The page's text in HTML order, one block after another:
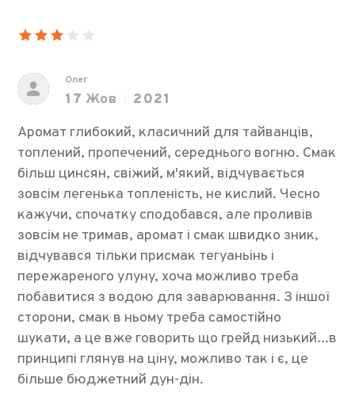
Олег
17 Жов
2021
Аромат глибокий, класичний для тайванців,
топлений, пропечений, середнього вогню. Смак
більш цинсян, свіжий, м'який, відчувається
зовсім легенька топленість, не кислий. Чесно
кажучи, спочатку сподобався, але проливів
зовсім не тримав, аромат і смак швидко зник,
відчувався тільки присмак тегуаньінь і
пережареного улуну, хоча можливо треба
побавитися з водою для заварювання. З іншої
сторони, смак в ньому треба самостійно
шукати, а це вже говорить що грейд низький...в
принципі глянув на ціну, можливо так і є, це
більше бюджетний дун-дін.